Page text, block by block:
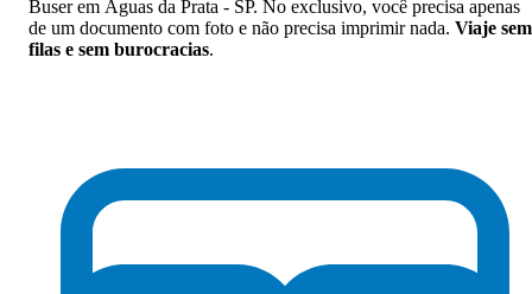
Buser em Águas da Prata - SP. No exclusivo, você precisa apenas
de um documento com foto e não precisa imprimir nada. Viaje sem
filas e sem burocracias.